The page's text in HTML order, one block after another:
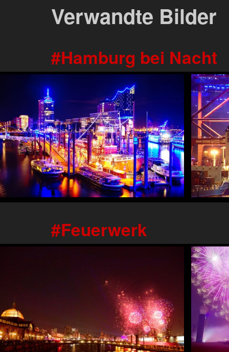
Verwandte Bilder
Hamburg bei Nacht
Feuerwerk